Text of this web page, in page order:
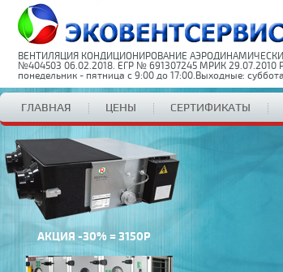
ВЕНТИЛЯЦИЯ КОНДИЦИОНИРОВАНИЕ
№404503 06.02.2018. ЕГР № 691307245 МРИК 29.07.2010
понедельник - пятница с 9:00 до 17:00.Выходные:
ГЛАВНАЯ ЦЕНЫ СЕРТИФИКАТЫ
АКЦИЯ -30% = 3150Р